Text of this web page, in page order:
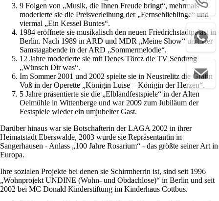
9 Folgen von „Musik, die Ihnen Freude bringt“, mehrmals
moderierte sie die Preisverleihung der „Fernsehlieblinge“ und
viermal „Ein Kessel Buntes“.
1984 eröffnete sie musikalisch den neuen Friedrichstadtpalast in
Berlin. Nach 1989 in ARD und MDR „Meine Show“ und vier
Samstagabende in der ARD „Sommermelodie“.
12 Jahre moderierte sie mit Denes Törcz die TV Sendung
„Wünsch Dir was“.
Im Sommer 2001 und 2002 spielte sie in Neustrelitz die Gräfin
Voß in der Operette „Königin Luise – Königin der Herzen“.
5 Jahre präsentierte sie die „Elblandfestspiele“ in der Alten
Oelmühle in Wittenberge und war 2009 zum Jubiläum der
Festspiele wieder ein umjubelter Gast.
Darüber hinaus war sie Botschafterin der LAGA 2002 in ihrer
Heimatstadt Eberswalde, 2003 wurde sie Repräsentantin in
Sangerhausen - Anlass „100 Jahre Rosarium“ - das größte seiner Art in
Europa.
Ihre sozialen Projekte bei denen sie Schirmherrin ist, sind seit 1996
„Wohnprojekt UNDINE (Wohn- und Obdachlose)“ in Berlin und seit
2002 bei MC Donald Kinderstiftung im Kinderhaus Cottbus.